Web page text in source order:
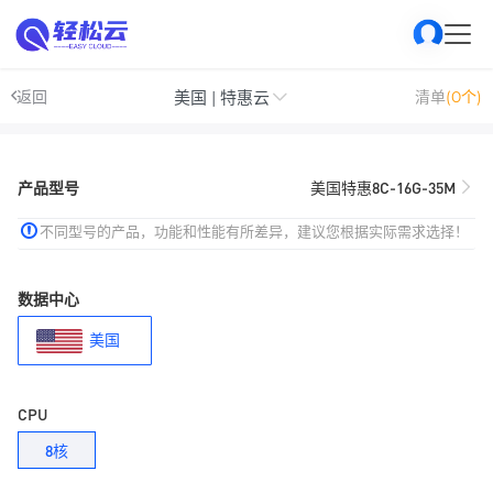
返回 美国 | 特惠云 清单(0个)
产品型号 美国特惠8C-16G-35M
不同型号的产品，功能和性能有所差异，建议您根据实际需求选择！
数据中心
美国
CPU
8核